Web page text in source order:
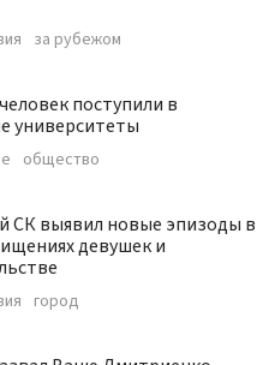
за рубежом
поступили в
университеты
общество
СК выявил новые эпизоды в
девушек и
город